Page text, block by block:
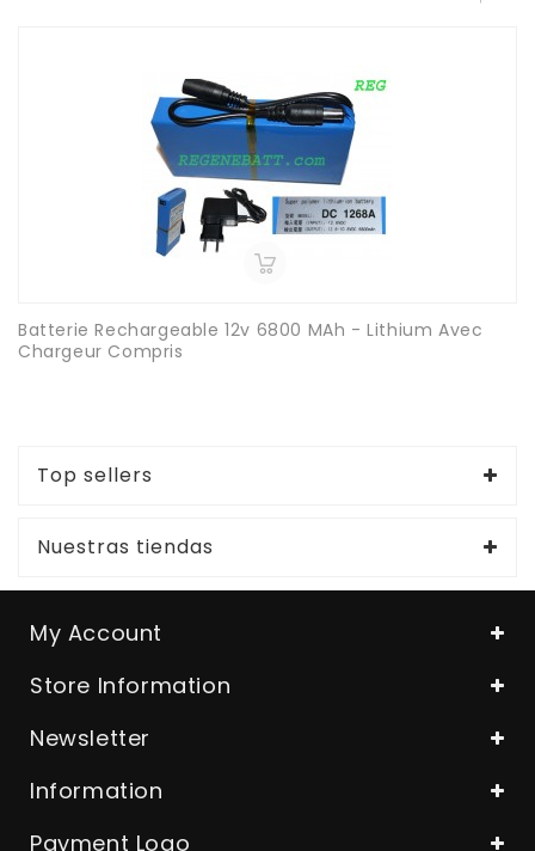
Batterie Rechargeable 12v 6800 MAh - Lithium Avec
Chargeur Compris
Top sellers
Nuestras tiendas
My Account
Store Information
Newsletter
Information
Payment Logo